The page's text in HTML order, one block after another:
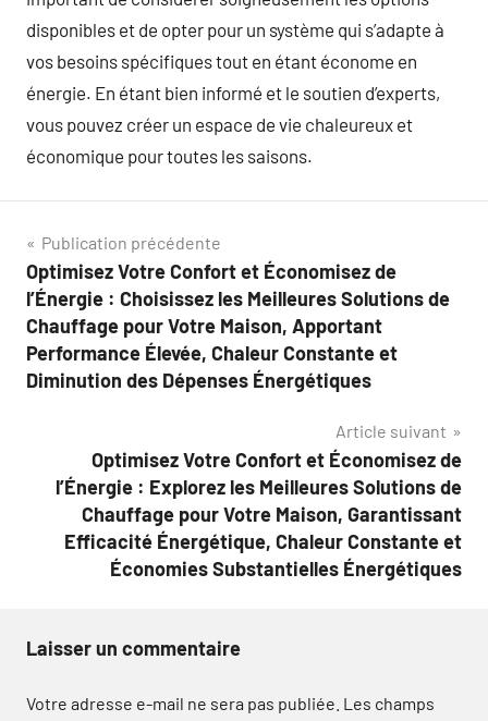
disponibles et de opter pour un système qui s’adapte à
vos besoins spécifiques tout en étant économe en
énergie. En étant bien informé et le soutien d’experts,
vous pouvez créer un espace de vie chaleureux et
économique pour toutes les saisons.
Navigation
de
l’article
Publication précédente
Optimisez Votre Confort et Économisez de
l’Énergie : Choisissez les Meilleures Solutions de
Chauffage pour Votre Maison, Apportant
Performance Élevée, Chaleur Constante et
Diminution des Dépenses Énergétiques
Article suivant
Optimisez Votre Confort et Économisez de
l’Énergie : Explorez les Meilleures Solutions de
Chauffage pour Votre Maison, Garantissant
Efficacité Énergétique, Chaleur Constante et
Économies Substantielles Énergétiques
Laisser un commentaire
Votre adresse e-mail ne sera pas publiée. Les champs